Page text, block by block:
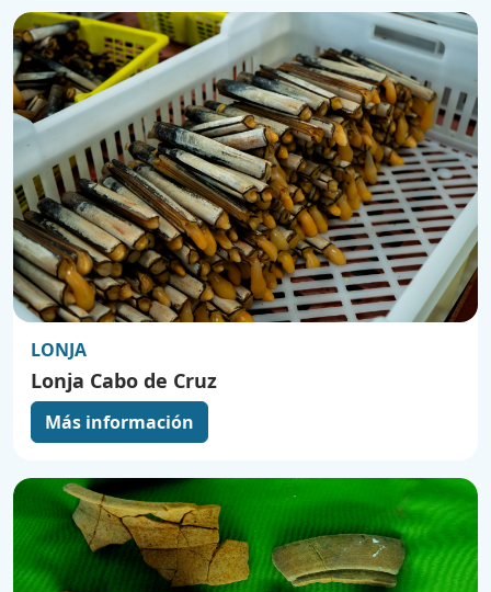
LONJA
Lonja Cabo de Cruz
Más información